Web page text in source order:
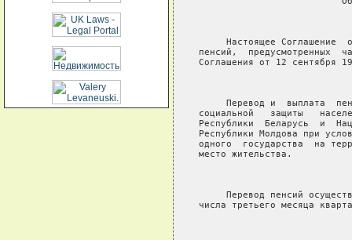
Настоящее Соглашение
пенсий,  предусмотренных
Соглашения от 12 сентября
Перевод и  выплата
социальной   защиты
Республики  Беларусь  и
Республики Молдова при
одного  государства  на
место жительства.
Перевод пенсий
числа третьего месяца